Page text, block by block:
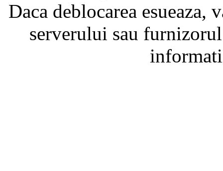
Daca deblocarea
serverului sau